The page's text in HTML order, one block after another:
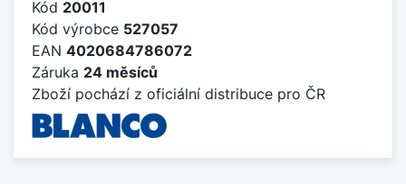
Kód 20011
Kód výrobce 527057
EAN 4020684786072
Záruka 24 měsíců
Zboží pochází z oficiální distribuce pro ČR